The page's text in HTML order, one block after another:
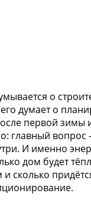
о
думает о
первой зимы
главный
И именно
дом будет
сколько